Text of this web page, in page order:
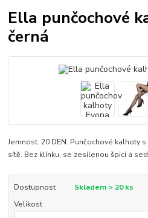
Ella punčochové
černá
Jemnost: 20 DEN. Punčochové kalhoty
sítě. Bez klínku, se zesílenou špicí a
Dostupnost
Skladem > 20 ks
Velikost